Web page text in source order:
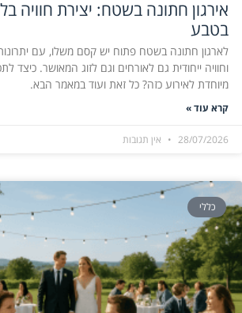
אירגון חתונה בשטח: יצירת חוויה
בטבע
לארגון חתונה בשטח פתוח יש קסם משלו, עם
וחוויה ייחודית גם לאורחים וגם לזוג המאושר. כיצד
מיוחדת לאירוע כזה? כל זאת ועוד במאמר הבא.
קרא עוד »
28/07/2026 אין תגובות
כללי